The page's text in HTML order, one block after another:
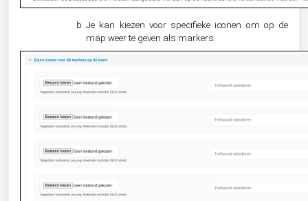
Je kan kiezen voor specifieke iconen om op de
map weer te geven als markers.